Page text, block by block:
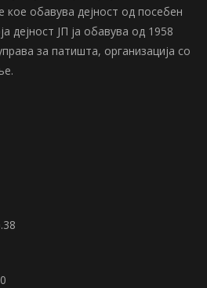
кое обавува дејност од посебен
дејност ЈП ја обавува од 1958
за патишта, организација со